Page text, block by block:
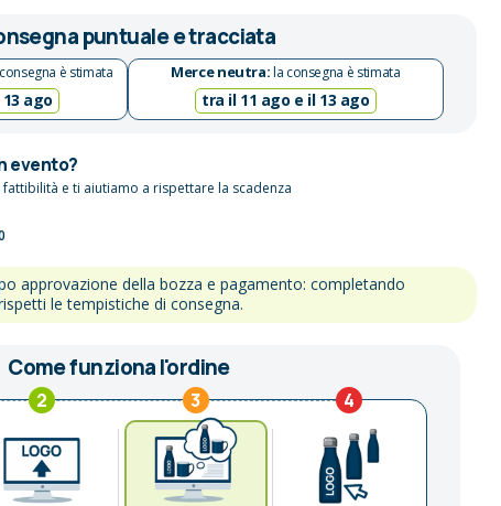
puntuale e tracciata
è stimata
ago
Merce neutra:la consegna è stimata
tra il 11 ago e il 13 ago
evento?
e ti aiutiamo a rispettare la scadenza
approvazione della bozza e pagamento: completando
le tempistiche di consegna.
Come funziona l'ordine
2 3 4